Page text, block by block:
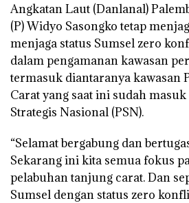
Angkatan Laut (Danlanal)
(P) Widyo Sasongko tetap
menjaga status Sumsel zero
dalam pengamanan kawasan
termasuk diantaranya kawasan
Carat yang saat ini sudah
Strategis Nasional (PSN).
“Selamat bergabung dan
Sekarang ini kita semua fokus
pelabuhan tanjung carat. Dan
Sumsel dengan status zero